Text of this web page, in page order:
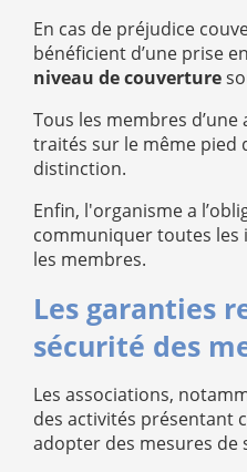
En cas de préjudice
bénéficient d’une prise
niveau de couverture
Tous les membres
traités sur le même pied
distinction.
Enfin, l'organisme a
communiquer toutes
les membres.
Les garanties
sécurité des
Les associations,
des activités présentant
adopter des mesures de